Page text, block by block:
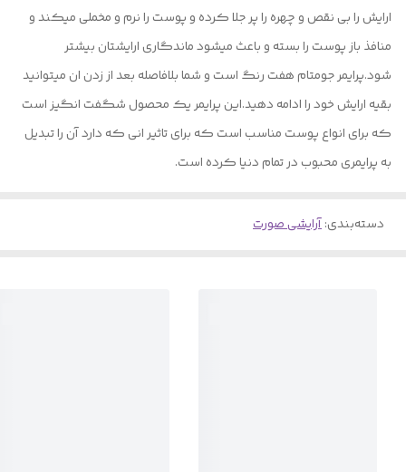
ارایش را بی نقص و چهره را پر جلا کرده و پوست را نرم و مخملی میکند و
منافذ باز پوست را بسته و باعث میشود ماندگاری ارایشتان بیشتر
شود.پرایمر جومتام هفت رنگ است و شما بلافاصله بعد از زدن ان میتوانید
بقیه ارایش خود را ادامه دهید.این پرایمر یک محصول شگفت انگیز است
که برای انواع پوست مناسب است که برای تاثیر انی که دارد آن را تبدیل
به پرایمری محبوب در تمام دنیا کرده است.
دسته‌بندی:آرایشی صورت